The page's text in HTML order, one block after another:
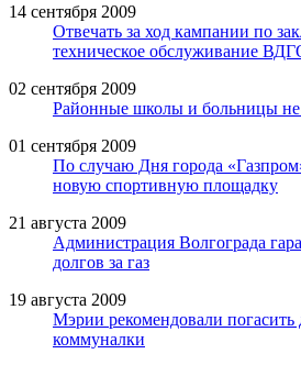
14 сентября 2009
Отвечать за ход кампании по
техническое обслуживание
02 сентября 2009
Районные школы и больницы не
01 сентября 2009
По случаю Дня города
новую спортивную площадку
21 августа 2009
Администрация Волгограда
долгов за газ
19 августа 2009
Мэрии рекомендовали погасить
коммуналки